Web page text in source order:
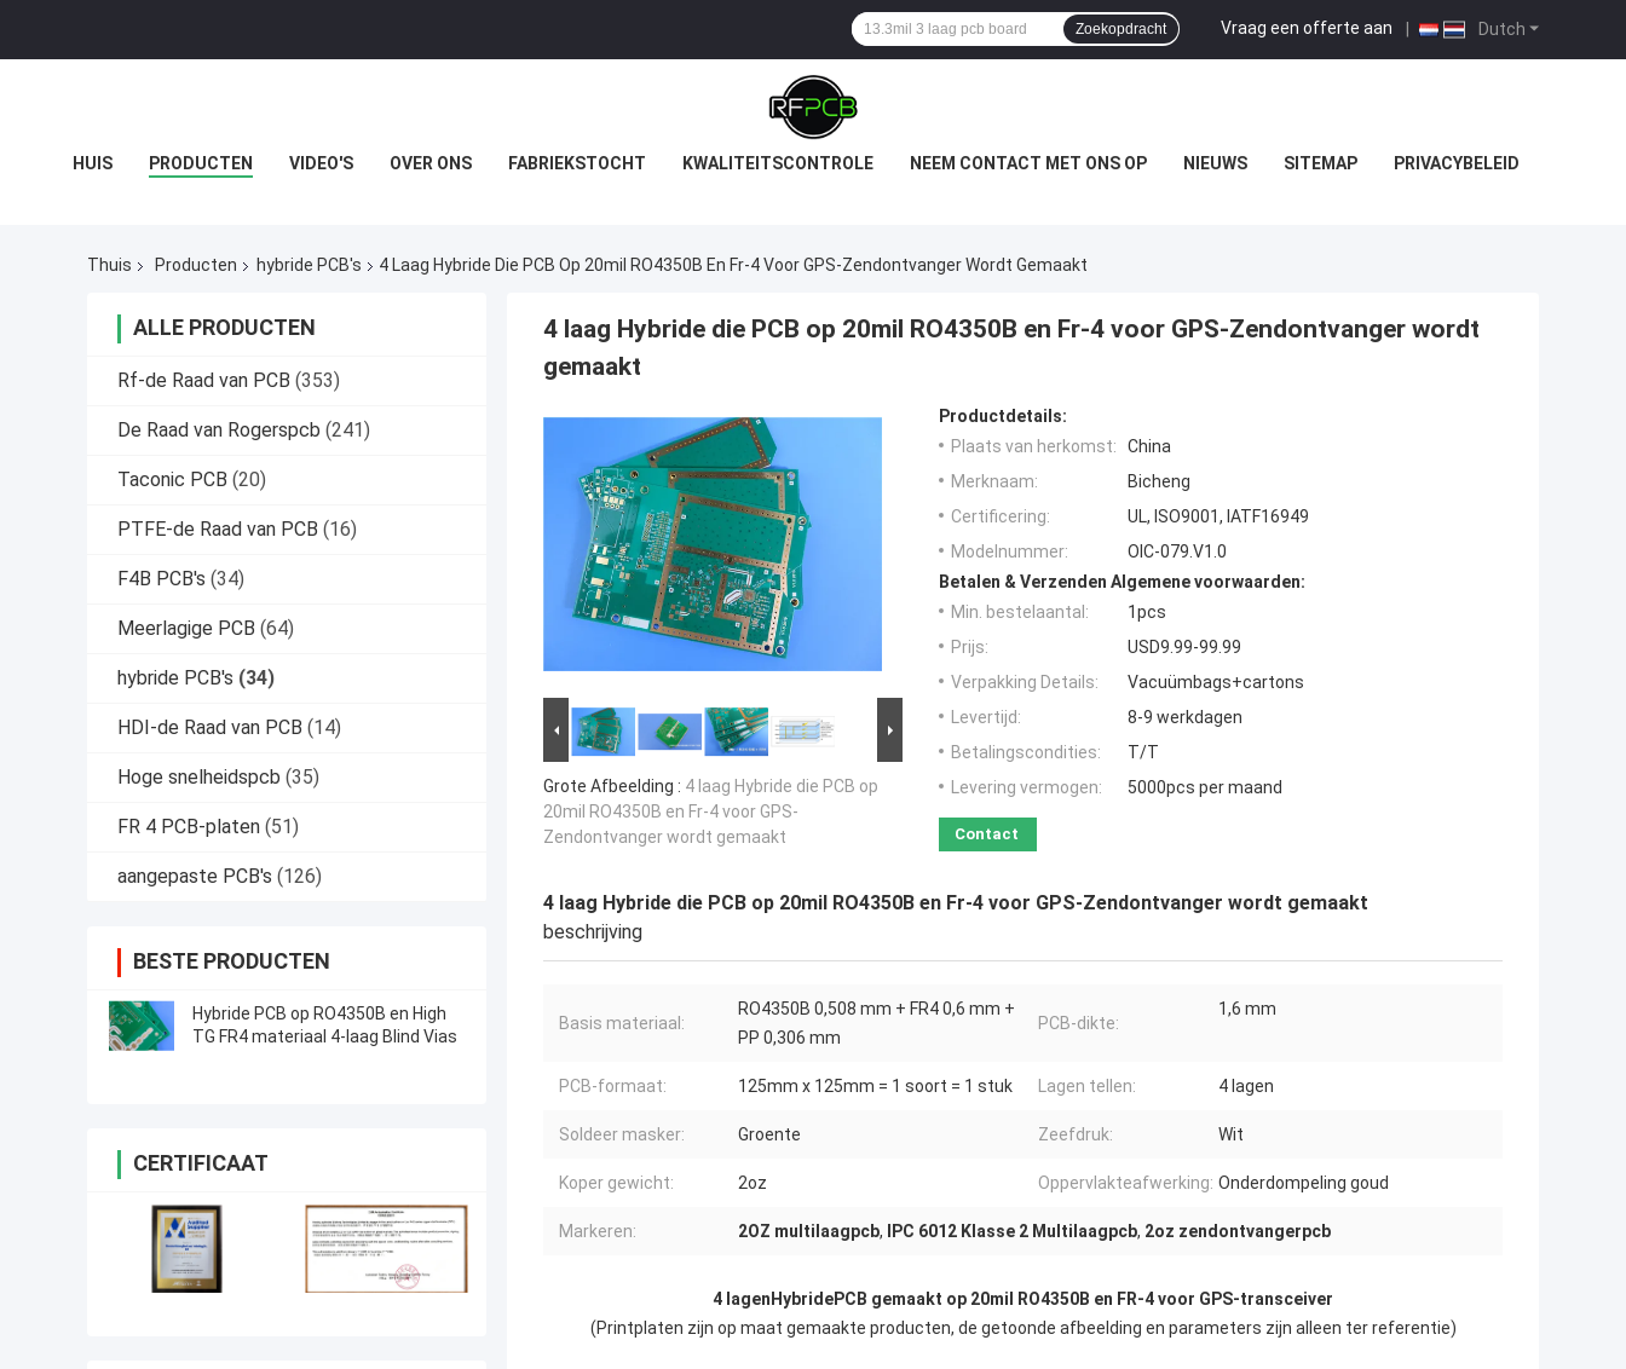
Dutch
Vraag een offerte aan |
Zoekopdracht
HUIS PRODUCTEN VIDEO'S OVER ONS FABRIEKSTOCHT KWALITEITSCONTROLE NEEM CONTACT MET ONS OP NIEUWS SITEMAP PRIVACYBELEID
Thuis Producten hybride PCB's 4 Laag Hybride Die PCB Op 20mil RO4350B En Fr-4 Voor GPS-Zendontvanger Wordt Gemaakt
ALLE PRODUCTEN
Rf-de Raad van PCB (353)
De Raad van Rogerspcb (241)
Taconic PCB (20)
PTFE-de Raad van PCB (16)
F4B PCB's (34)
Meerlagige PCB (64)
hybride PCB's (34)
HDI-de Raad van PCB (14)
Hoge snelheidspcb (35)
FR 4 PCB-platen (51)
aangepaste PCB's (126)
BESTE PRODUCTEN
Hybride PCB op RO4350B en High
TG FR4 materiaal 4-laag Blind Vias
CERTIFICAAT
4 laag Hybride die PCB op 20mil RO4350B en Fr-4 voor GPS-Zendontvanger wordt
gemaakt
Grote Afbeelding : 4 laag Hybride die PCB op
20mil RO4350B en Fr-4 voor GPS-
Zendontvanger wordt gemaakt
Productdetails:
Plaats van herkomst:
China
Merknaam:
Bicheng
Certificering:
UL, ISO9001, IATF16949
Modelnummer:
OIC-079.V1.0
Betalen & Verzenden Algemene voorwaarden:
Min. bestelaantal:
1pcs
Prijs:
USD9.99-99.99
Verpakking Details:
Vacuümbags+cartons
Levertijd:
8-9 werkdagen
Betalingscondities:
T/T
Levering vermogen:
5000pcs per maand
Contact
4 laag Hybride die PCB op 20mil RO4350B en Fr-4 voor GPS-Zendontvanger wordt gemaakt
beschrijving
Basis materiaal:
RO4350B 0,508 mm + FR4 0,6 mm +
PP 0,306 mm
PCB-dikte:
1,6 mm
PCB-formaat: 125mm x 125mm = 1 soort = 1 stuk Lagen tellen: 4 lagen
Soldeer masker: Groente Zeefdruk: Wit
Koper gewicht: 2oz Oppervlakteafwerking: Onderdompeling goud
Markeren: 2OZ multilaagpcb, IPC 6012 Klasse 2 Multilaagpcb, 2oz zendontvangerpcb
4 lagen HybridePCB gemaakt op 20mil RO4350B en FR-4 voor GPS-transceiver
(Printplaten zijn op maat gemaakte producten, de getoonde afbeelding en parameters zijn alleen ter referentie)